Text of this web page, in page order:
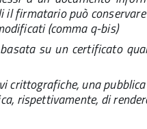
firmatario può
(comma q-bis)
su un certificato
una
rispettivamente, di